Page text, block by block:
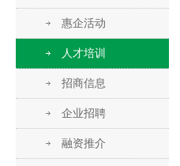
惠企活动
人才培训
招商信息
企业招聘
融资推介